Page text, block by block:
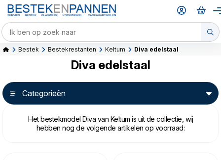
Bestek Bestekrestanten Keltum Diva edelstaal
Diva edelstaal
Categorieën
Het bestekmodel Diva van Keltum is uit de collectie, wij
hebben nog de volgende artikelen op voorraad: